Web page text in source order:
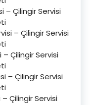
– Çilingir Servisi
– Çilingir Servisi
Çilingir Servisi
– Çilingir Servisi
Çilingir Servisi